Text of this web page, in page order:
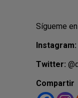
Sígueme
Instagram:
Twitter:
Compartir